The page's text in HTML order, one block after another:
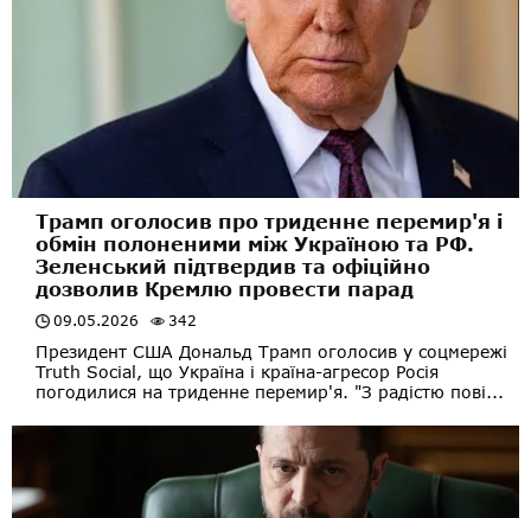
Трамп оголосив про триденне перемир'я і
обмін полоненими між Україною та РФ.
Зеленський підтвердив та офіційно
дозволив Кремлю провести парад
09.05.2026 342
Президент США Дональд Трамп оголосив у соцмережі
Truth Social, що Україна і країна-агресор Росія
погодилися на триденне перемир'я. "З радістю пові...